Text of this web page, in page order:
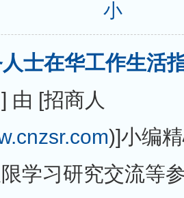
小
士在华工作生活
] 由 [招商人
)]小编
学习研究交流等